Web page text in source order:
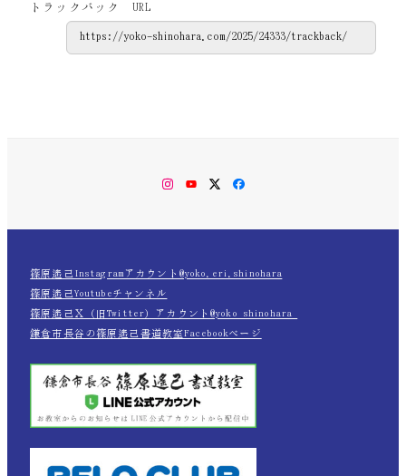
トラックバック URL
Instagram
YouTubeTwitterFacebook
篠原遙己Instagramアカウント@yoko.eri.shinohara
篠原遙己Youtubeチャンネル
篠原遙己Ｘ（旧Twitter）アカウント@yoko_shinohara_
鎌倉市長谷の篠原遙己書道教室Facebookページ